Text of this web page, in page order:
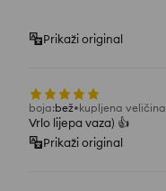
Prikaži original
boja:bež kupljena veličina
Vrlo lijepa vaza) 👍️
Prikaži original